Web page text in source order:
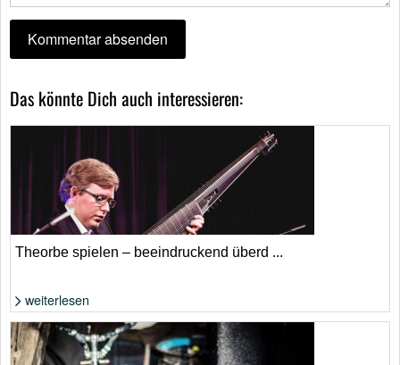
Das könnte Dich auch interessieren:
Foto: WikiComments von François Puget
Theorbe spielen – beeindruckend überd ...
weiterlesen